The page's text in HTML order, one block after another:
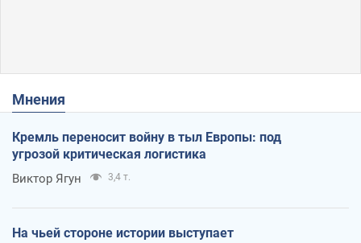
Мнения
Кремль переносит войну в тыл Европы: под
угрозой критическая логистика
Виктор Ягун 3,4 т.
На чьей стороне истории выступает